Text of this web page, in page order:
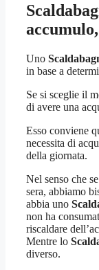
Uno
in base a
Se si sceglie il
di avere una
Esso conviene
necessita di
della giornata.
Nel senso che
sera, abbiamo
abbia uno
non ha
riscaldare
Mentre lo
diverso.